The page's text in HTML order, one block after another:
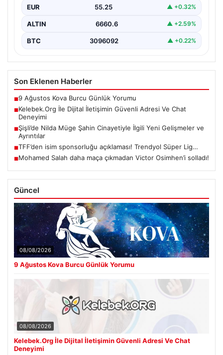
EUR 55.25 ▲ +0.32%
ALTIN 6660.6 ▲ +2.59%
BTC 3096092 ▲ +0.22%
Son Eklenen Haberler
■9 Ağustos Kova Burcu Günlük Yorumu
■Kelebek.Org İle Dijital İletişimin Güvenli Adresi Ve Chat
Deneyimi
■Şişli’de Nilda Müge Şahin Cinayetiyle İlgili Yeni Gelişmeler ve
Ayrıntılar
■TFF’den isim sponsorluğu açıklaması! Trendyol Süper Lig…
■Mohamed Salah daha maça çıkmadan Victor Osimhen’i solladı!
Güncel
08/08/2026
9 Ağustos Kova Burcu Günlük Yorumu
08/08/2026
Kelebek.Org İle Dijital İletişimin Güvenli Adresi Ve Chat
Deneyimi